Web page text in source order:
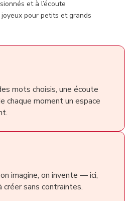
et à l’écoute
pour petits et grands
mots choisis, une écoute
chaque moment un espace
imagine, on invente — ici,
sans contraintes.